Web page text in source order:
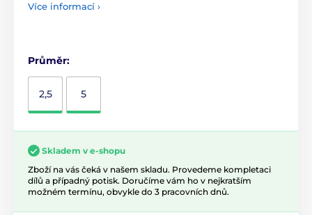
Více informací ›
Průměr:
2,5 5
Skladem v e-shopu
Zboží na vás čeká v našem skladu. Provedeme kompletaci
dílů a případný potisk. Doručíme vám ho v nejkratším
možném termínu, obvykle do 3 pracovních dnů.